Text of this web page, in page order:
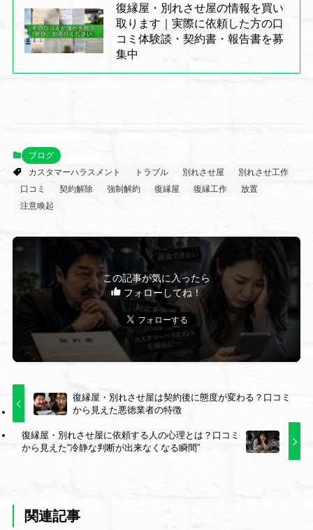
復縁屋・別れさせ屋の情報を買い
取ります｜実際に依頼した方の口
コミ体験談・契約書・報告書を募
集中
ブログ
カスタマーハラスメント
トラブル 別れさせ屋
別れさせ工作
口コミ
契約解除 強制解約 復縁屋 復縁工作
放置
注意喚起
この記事が気に入ったら
フォローしてね！
復縁屋・別れさせ屋は契約後に態度が変わる？口コミ
から見えた悪徳業者の特徴
復縁屋・別れさせ屋に依頼する人の心理とは？口コミ
から見えた“冷静な判断が出来なくなる瞬間”
関連記事